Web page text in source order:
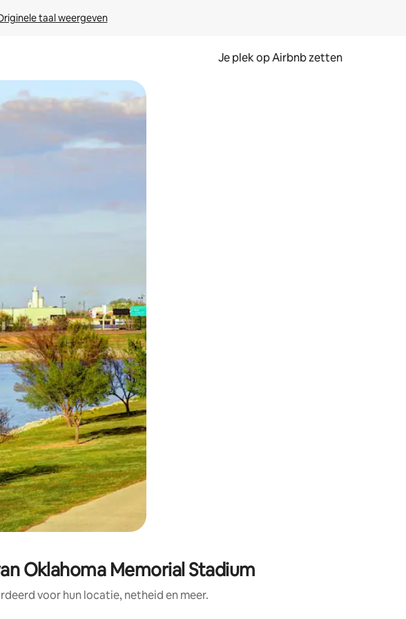
taal weergeven
Je plek op Airbnb zetten
óf door te tikken of swipen.
Oklahoma Memorial Stadium
voor hun locatie, netheid en meer.